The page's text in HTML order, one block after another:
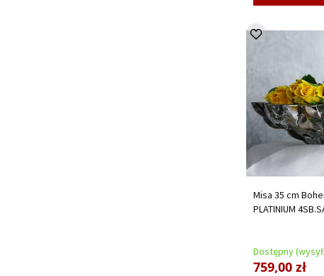
Misa 35 cm
PLATINIUM
Dostępny
759,00 zł